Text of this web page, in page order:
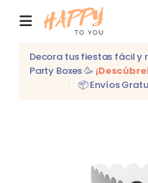
Decora tus fiestas fácil y
Party Boxes 🥳
📦 Envíos